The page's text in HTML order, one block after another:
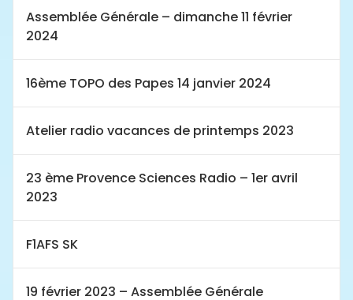
Assemblée Générale – dimanche 11 février
2024
16ème TOPO des Papes 14 janvier 2024
Atelier radio vacances de printemps 2023
23 ème Provence Sciences Radio – 1er avril
2023
F1AFS SK
19 février 2023 – Assemblée Générale